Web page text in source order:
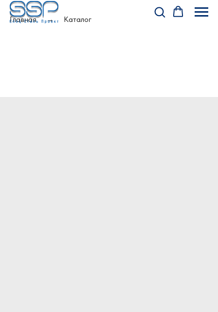
Главная Каталог